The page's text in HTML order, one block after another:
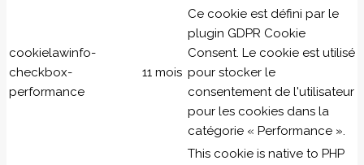
cookielawinfo-
checkbox-
performance
11 mois
Ce cookie est défini par le
plugin GDPR Cookie
Consent. Le cookie est utilisé
pour stocker le
consentement de l'utilisateur
pour les cookies dans la
catégorie « Performance ».
This cookie is native to PHP